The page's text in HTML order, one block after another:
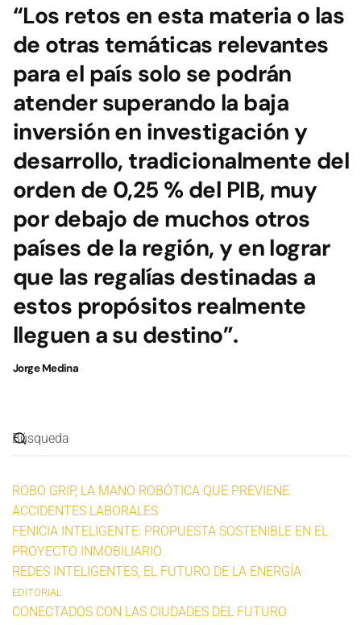
“Los retos en esta materia o las
de otras temáticas relevantes
para el país solo se podrán
atender superando la baja
inversión en investigación y
desarrollo, tradicionalmente del
orden de 0,25 % del PIB, muy
por debajo de muchos otros
países de la región, y en lograr
que las regalías destinadas a
estos propósitos realmente
lleguen a su destino”.
Jorge Medina
ROBO GRIP, LA MANO ROBÓTICA QUE PREVIENE
ACCIDENTES LABORALES
FENICIA INTELIGENTE: PROPUESTA SOSTENIBLE EN EL
PROYECTO INMOBILIARIO
REDES INTELIGENTES, EL FUTURO DE LA ENERGÍA
EDITORIAL
CONECTADOS CON LAS CIUDADES DEL FUTURO